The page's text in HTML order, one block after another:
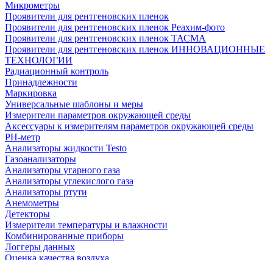
Микрометры
Проявители для рентгеновских пленок
Проявители для рентгеновских пленок Реахим-фото
Проявители для рентгеновских пленок ТАСМА
Проявители для рентгеновских пленок ИННОВАЦИОННЫЕ
ТЕХНОЛОГИИ
Радиационный контроль
Принадлежности
Маркировка
Универсальные шаблоны и меры
Измерители параметров окружающей среды
Аксессуары к измерителям параметров окружающей среды
PH-метр
Анализаторы жидкости Testo
Газоанализаторы
Анализаторы угарного газа
Анализаторы углекислого газа
Анализаторы ртути
Анемометры
Детекторы
Измерители температуры и влажности
Комбинированные приборы
Логгеры данных
Оценка качества воздуха